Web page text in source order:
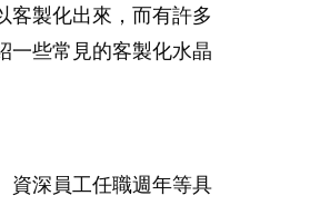
客製化出來，而有許多
一些常見的客製化水晶
資深員工任職週年等具